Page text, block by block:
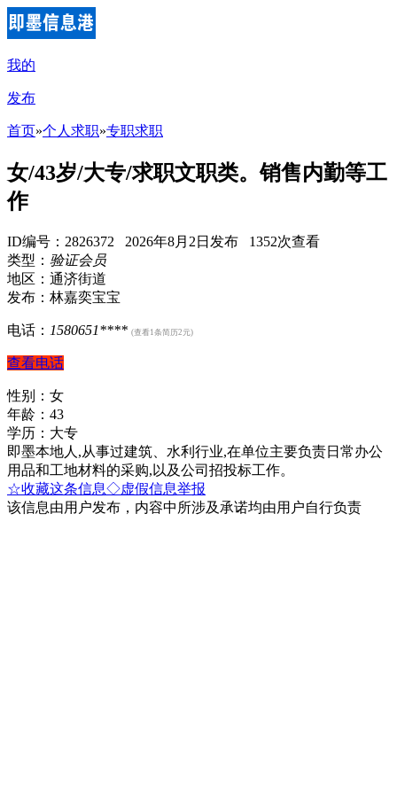
我的
发布
首页»个人求职»专职求职
女/43岁/大专/求职文职类。销售内勤等工
作
ID编号：2826372 2026年8月2日发布 1352次查看
类型： 验证会员
地区：通济街道
发布：林嘉奕宝宝
电话： 1580651**** (查看1条简历2元)
查看电话
性别：女
年龄：43
学历：大专
即墨本地人,从事过建筑、水利行业,在单位主要负责日常办公
用品和工地材料的采购,以及公司招投标工作。
☆收藏这条信息◇虚假信息举报
该信息由用户发布，内容中所涉及承诺均由用户自行负责